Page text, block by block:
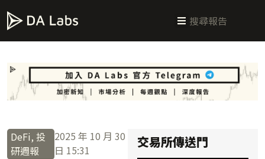
DeFi, 投
研週報
2025 年 10 月 30
日 15:31 交易所傳送門